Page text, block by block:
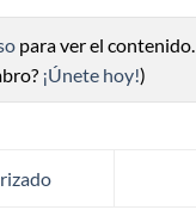
para ver el contenido.
¡Únete hoy!)